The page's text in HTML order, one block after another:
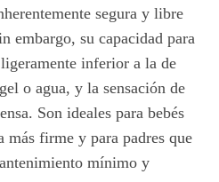
segura y libre
embargo, su capacidad para
inferior a la de
o agua, y la sensación de
Son ideales para bebés
más firme y para padres que
mínimo y